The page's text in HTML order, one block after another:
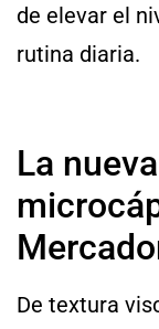
de elevar el
rutina diaria.
La
De textura